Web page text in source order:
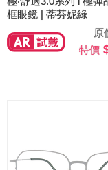
框眼鏡 | 蒂芬妮綠
原
特價